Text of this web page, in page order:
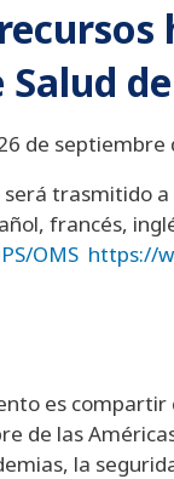
de septiembre
será trasmitido
francés,
OMS https://
es
de las
la